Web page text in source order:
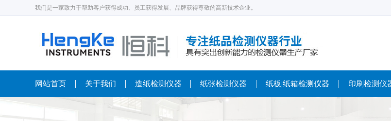
我们是一家致力于帮助客户获得成功、员工获得发展、品牌获得尊敬的高新技术企业。
网站首页 关于我们 造纸检测仪器 纸张检测仪器 纸板|纸箱检测仪器 印刷检测仪